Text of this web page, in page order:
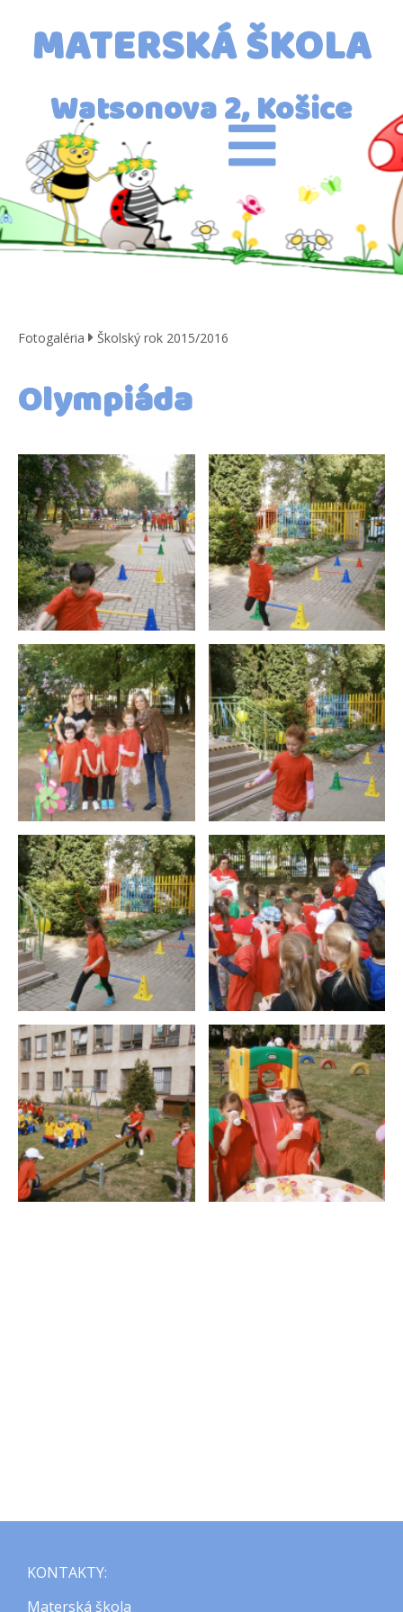
MATERSKÁ ŠKOLA
Watsonova 2, Košice
Fotogaléria Školský rok 2015/2016
Olympiáda
KONTAKTY:
Materská škola